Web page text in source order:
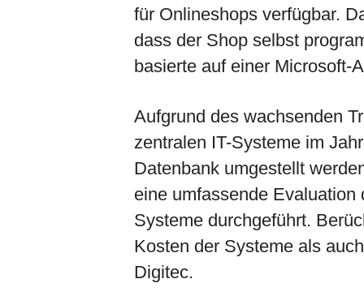
für Onlineshops verfügbar.
dass der Shop selbst
basierte auf einer Microsoft-
Aufgrund des wachsenden
zentralen IT-Systeme im
Datenbank umgestellt
eine umfassende
Systeme durchgeführt.
Kosten der Systeme als
Digitec.